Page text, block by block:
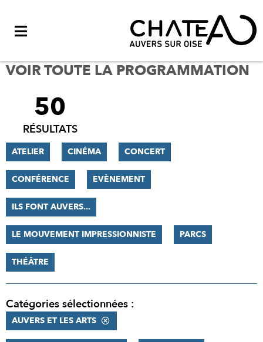
VOIR TOUTE LA PROGRAMMATION
FILTRER
RÉSULTATS
50
RÉSULTATS
ATELIER CINÉMA CONCERT
CONFÉRENCE EVÈNEMENT
ILS FONT AUVERS...
LE MOUVEMENT IMPRESSIONNISTE PARCS
THÉÂTRE
Catégories sélectionnées :
AUVERS ET LES ARTS